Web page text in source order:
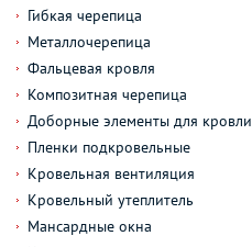
Гибкая черепица
Металлочерепица
Фальцевая кровля
Композитная черепица
Доборные элементы для кровли
Пленки подкровельные
Кровельная вентиляция
Кровельный утеплитель
Мансардные окна